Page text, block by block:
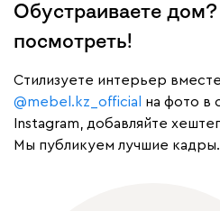
Обустраиваете
посмотреть!
Cтилизуете интерьер
@mebel.kz_official
на фото в
Instagram, добавляйте хештег
Мы публикуем лучшие кадры.